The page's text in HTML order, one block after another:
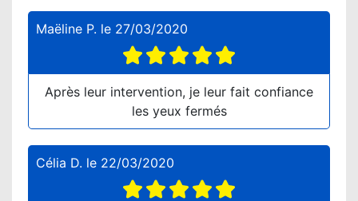
Maëline P. le 27/03/2020
Après leur intervention, je leur fait confiance
les yeux fermés
Célia D. le 22/03/2020